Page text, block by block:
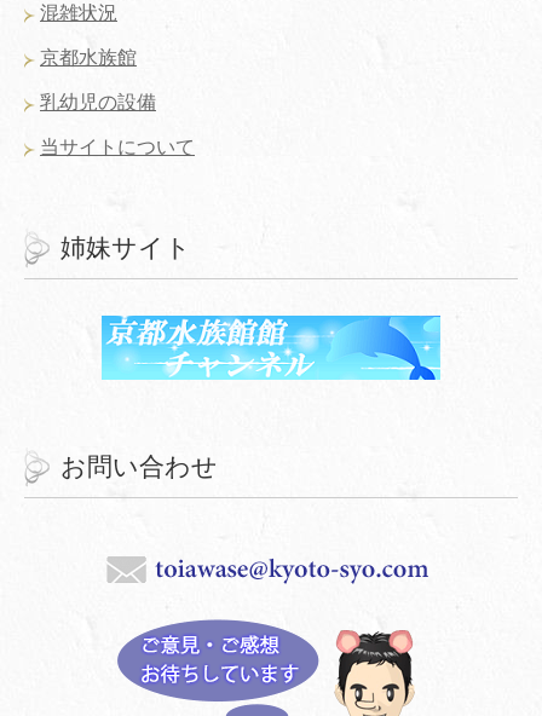
混雑状況
京都水族館
乳幼児の設備
当サイトについて
姉妹サイト
お問い合わせ